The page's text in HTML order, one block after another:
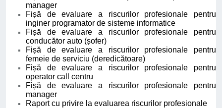
manager
Fișă de evaluare a riscurilor profesionale pentru
inginer programator de sisteme informatice
Fișă de evaluare a riscurilor profesionale pentru
conducător auto (șofer)
Fișă de evaluare a riscurilor profesionale pentru
femeie de serviciu (deredicătoare)
Fișă de evaluare a riscurilor profesionale pentru
operator call centru
Fișă de evaluare a riscurilor profesionale pentru
manager
Raport cu privire la evaluarea riscurilor profesionale